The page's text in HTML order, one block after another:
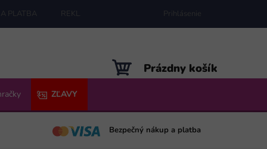
PLATBA REKLAMÁCIE MAPA SERVERU
Prihlásenie
NÁKUPNÝ
KOŠÍK
Prázdny košík
ZĽAVY
Bezpečný nákup a platba